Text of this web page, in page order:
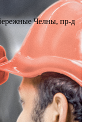
Челны, пр-д